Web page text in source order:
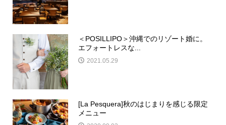
＜POSILLIPO＞沖縄でのリゾート婚に。
エフォートレスな...
2021.05.29
[La Pesquera]秋のはじまりを感じる限定
メニュー